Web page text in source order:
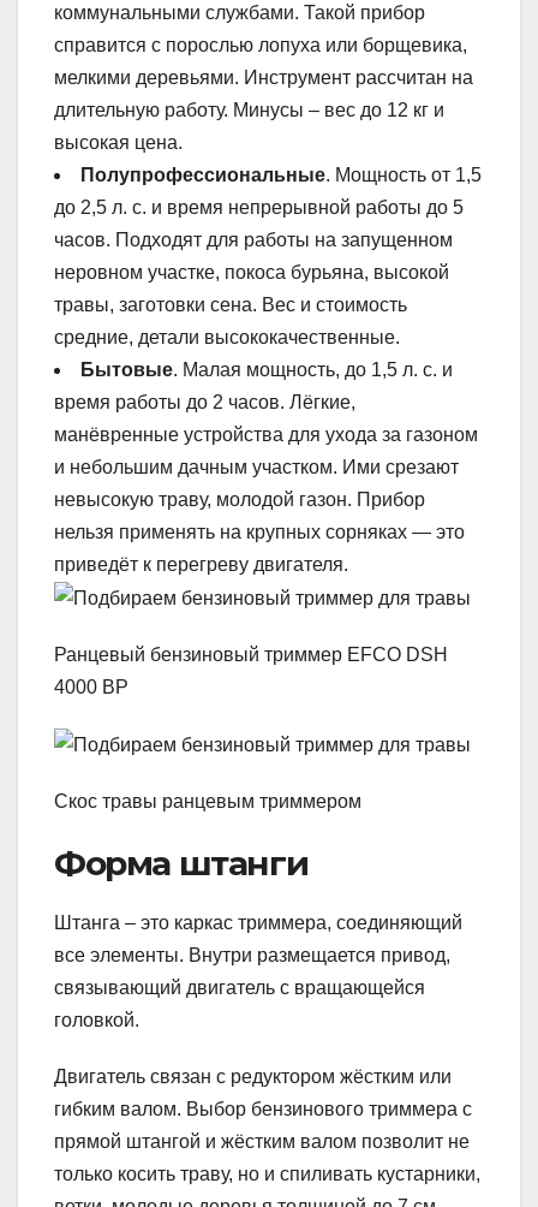
коммунальными службами. Такой прибор
справится с порослью лопуха или борщевика,
мелкими деревьями. Инструмент рассчитан на
длительную работу. Минусы – вес до 12 кг и
высокая цена.
Полупрофессиональные. Мощность от 1,5
до 2,5 л. с. и время непрерывной работы до 5
часов. Подходят для работы на запущенном
неровном участке, покоса бурьяна, высокой
травы, заготовки сена. Вес и стоимость
средние, детали высококачественные.
Бытовые. Малая мощность, до 1,5 л. с. и
время работы до 2 часов. Лёгкие,
манёвренные устройства для ухода за газоном
и небольшим дачным участком. Ими срезают
невысокую траву, молодой газон. Прибор
нельзя применять на крупных сорняках — это
приведёт к перегреву двигателя.
Ранцевый бензиновый триммер EFCO DSH
4000 BP
Скос травы ранцевым триммером
Форма штанги
Штанга – это каркас триммера, соединяющий
все элементы. Внутри размещается привод,
связывающий двигатель с вращающейся
головкой.
Двигатель связан с редуктором жёстким или
гибким валом. Выбор бензинового триммера с
прямой штангой и жёстким валом позволит не
только косить траву, но и спиливать кустарники,